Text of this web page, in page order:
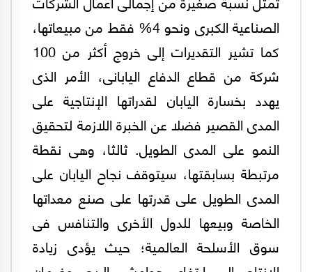
الصناعية الكبرى ونحو 4% فقط من مبيعاتها،
كما تشير التقديرات إلى خروج أكثر من 100
شركة من قطاع الدفاع اليابانى، الأمر الذى
يهدد بخسارة اليابان لقدراتها الإنتاجية على
المدى القصير فضلا عن الخبرة اللازمة لتحقيق
النمو على المدى الطويل. ثالثا، وهى نقطة
مرتبطة بسابقتها، سيتوقف نجاح اليابان على
المدى الطويل على قدرتها على صنع معداتها
الخاصة وبيعها للدول الأخرى والتنافس فى
سوق الأسلحة العالمية؛ حيث يؤدى زيادة